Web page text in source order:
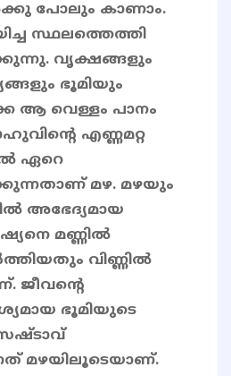
പോലും കാണാം.
സ്ഥലത്തെത്തി
വൃക്ഷങ്ങളും
ഭൂമിയും
ആ വെള്ളം പാനം
എണ്ണമറ്റ
ഏറെ
മഴ. മഴയും
അഭേദ്യമായ
മണ്ണില്‍
വിണ്ണില്‍
ജീവന്റെ
ഭൂമിയുടെ
മഴയിലൂടെയാണ്.